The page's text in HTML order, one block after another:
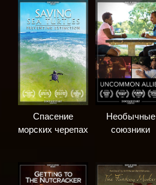
Спасение
морских черепах
Необычные
союзники